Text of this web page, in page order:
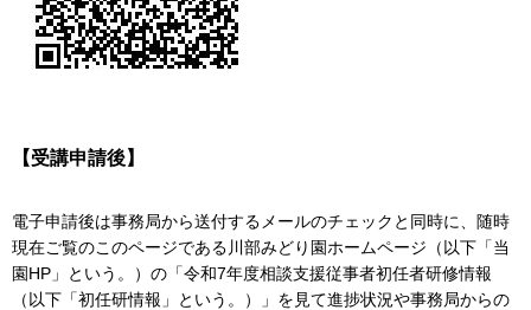
【受講申請後】
電子申請後は事務局から送付するメールのチェックと同時に、随時
現在ご覧のこのページである川部みどり園ホームページ（以下「当
園HP」という。）の「令和7年度相談支援従事者初任者研修情報
（以下「初任研情報」という。）」を見て進捗状況や事務局からの